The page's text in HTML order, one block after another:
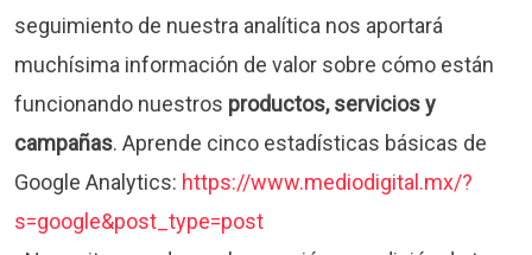
seguimiento de nuestra analítica nos aportará
muchísima información de valor sobre cómo están
funcionando nuestros productos, servicios y
campañas. Aprende cinco estadísticas básicas de
Google Analytics: https://www.mediodigital.mx/?
s=google&post_type=post